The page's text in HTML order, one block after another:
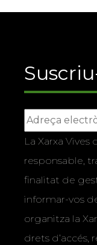
La Xarxa Vives
responsable,
finalitat de
informar-vos
organitza la
drets d’accés,